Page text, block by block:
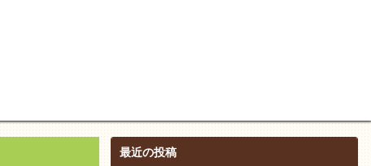
最近の投稿